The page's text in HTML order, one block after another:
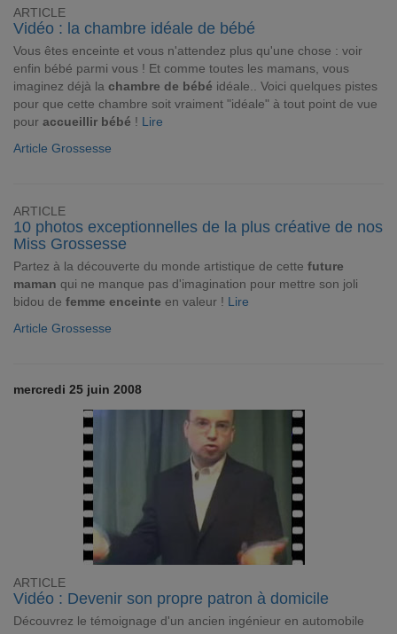
ARTICLE
Vidéo : la chambre idéale de bébé
Vous êtes enceinte et vous n'attendez plus qu'une chose : voir
enfin bébé parmi vous ! Et comme toutes les mamans, vous
imaginez déjà la chambre de bébé idéale.. Voici quelques pistes
pour que cette chambre soit vraiment "idéale" à tout point de vue
pour accueillir bébé ! Lire
Article Grossesse
ARTICLE
10 photos exceptionnelles de la plus créative de nos
Miss Grossesse
Partez à la découverte du monde artistique de cette future
maman qui ne manque pas d'imagination pour mettre son joli
bidou de femme enceinte en valeur ! Lire
Article Grossesse
mercredi 25 juin 2008
ARTICLE
Vidéo : Devenir son propre patron à domicile
Découvrez le témoignage d'un ancien ingénieur en automobile